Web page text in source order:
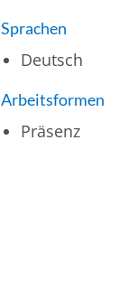
Sprachen
Deutsch
Arbeitsformen
Präsenz